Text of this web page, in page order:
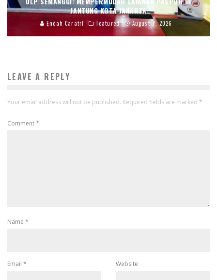
JANTUNG KOTA JAKARTA
Endah Caratri Featured August 7, 2026
LEAVE A REPLY
Your email address will not be published. Required fields are marked *
Comment*
Name *
Email * Website